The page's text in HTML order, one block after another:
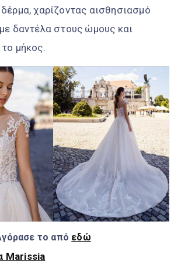
χαρίζοντας αισθησιασμό
δαντέλα στους ώμους και
μήκος.
το από εδώ
Marissia